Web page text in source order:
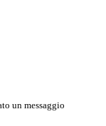
un messaggio